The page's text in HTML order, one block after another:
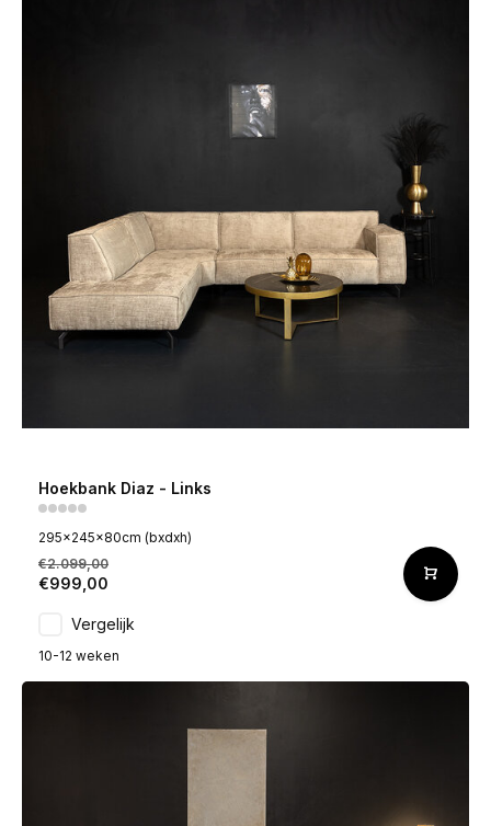
Hoekbank Diaz - Links
295x245x80cm (bxdxh)
€2.099,00
€999,00
Vergelijk
10-12 weken